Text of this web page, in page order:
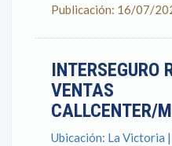
Publicación: 16/07/
INTERSEGURO
VENTAS
CALLCENTER/
Ubicación: La Victoria